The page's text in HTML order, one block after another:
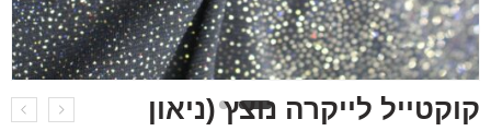
קוקטייל לייקרה נוצץ (ניאון